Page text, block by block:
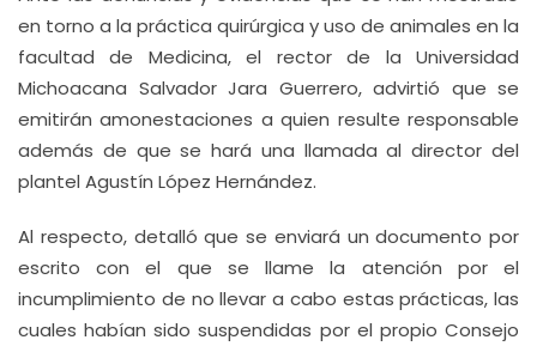
en torno a la práctica quirúrgica y uso de animales en la
facultad de Medicina, el rector de la Universidad
Michoacana Salvador Jara Guerrero, advirtió que se
emitirán amonestaciones a quien resulte responsable
además de que se hará una llamada al director del
plantel Agustín López Hernández.
Al respecto, detalló que se enviará un documento por
escrito con el que se llame la atención por el
incumplimiento de no llevar a cabo estas prácticas, las
cuales habían sido suspendidas por el propio Consejo